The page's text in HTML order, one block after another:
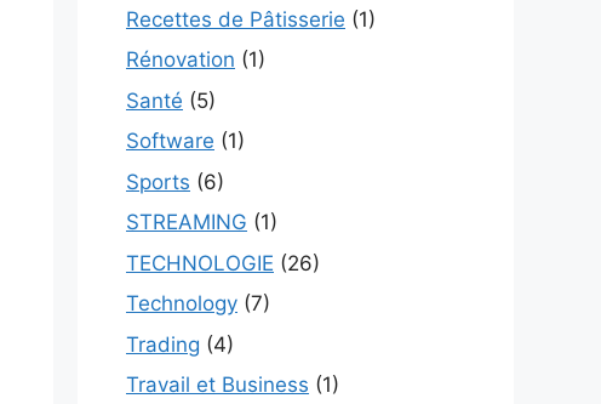
Recettes de Pâtisserie (1)
Rénovation (1)
Santé (5)
Software (1)
Sports (6)
STREAMING (1)
TECHNOLOGIE (26)
Technology (7)
Trading (4)
Travail et Business (1)